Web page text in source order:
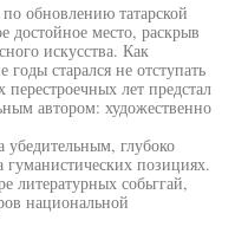
обновлению татарской
достойное место, раскрыв
искусства. Как
старался не отступать
лет предстал
автором: художественно
глубоко
позициях.
литературных собьггай,
национальной